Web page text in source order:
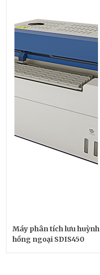
Máy phân tích lưu huỳnh
hồng ngoại SDIS450